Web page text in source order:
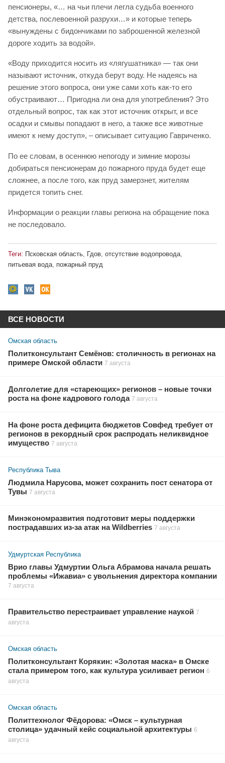
пенсионеры, «… на чьи плечи легла судьба военного
детства, послевоенной разрухи…» и которые теперь
«вынуждены с бидончиками по заброшенной железной
дороге ходить за водой».
«Воду приходится носить из «лягушатника» — так они
называют источник, откуда берут воду. Не надеясь на
решение этого вопроса, они уже сами хоть как-то его
обустраивают… Пригодна ли она для употребления? Это
отдельный вопрос, так как этот источник открыт, и все
осадки и смывы попадают в него, а также все животные
имеют к нему доступ», – описывает ситуацию Гавриченко.
По ее словам, в осеннюю непогоду и зимние морозы
добираться пенсионерам до пожарного пруда будет еще
сложнее, а после того, как пруд замерзнет, жителям
придется топить снег.
Информации о реакции главы региона на обращение пока
не последовало.
Теги: Псковская область Гдов отсутствие водопровода
питьевая вода, пожарный пруд
ВСЕ НОВОСТИ
Омская область
Политконсультант Семёнов: столичность в регионах на
примере Омской области 7 августа
Долголетие для «стареющих» регионов – новые точки
роста на фоне кадрового голода 7 августа
На фоне роста дефицита бюджетов Совфед требует от
регионов в рекордный срок распродать неликвидное
имущество 7 августа
Республика Тыва
Людмила Нарусова, может сохранить пост сенатора от
Тувы 7 августа
Минэкономразвития подготовит меры поддержки
пострадавших из-за атак на Wildberries 7 августа
Удмуртская Республика
Врио главы Удмуртии Ольга Абрамова начала решать
проблемы «Ижавиа» с увольнения директора компании
7 августа
Правительство перестраивает управление наукой 7
августа
Омская область
Политконсультант Корякин: «Золотая маска» в Омске
стала примером того, как культура усиливает регион 6
августа
Омская область
Политтехнолог Фёдорова: «Омск – культурная
столица» удачный кейс социальной архитектуры 6
августа